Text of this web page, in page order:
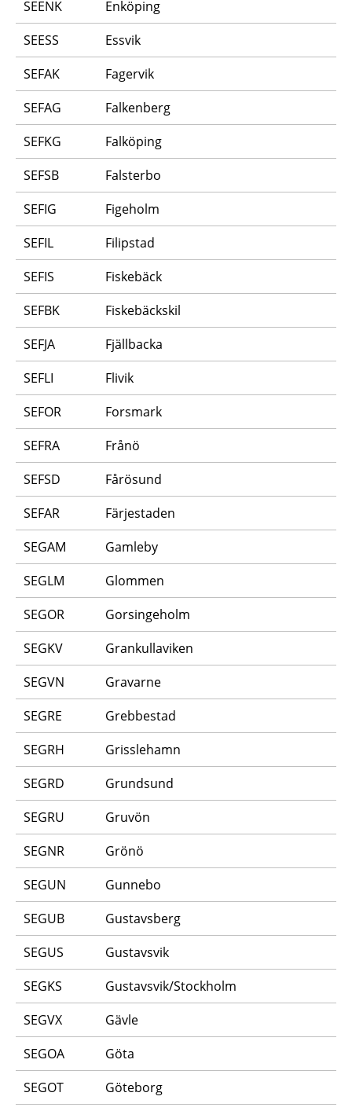
SEENK
Enköping
SEESS
Essvik
SEFAK
Fagervik
SEFAG
Falkenberg
SEFKG
Falköping
SEFSB
Falsterbo
SEFIG
Figeholm
SEFIL
Filipstad
SEFIS
Fiskebäck
SEFBK
Fiskebäckskil
SEFJA
Fjällbacka
SEFLI
Flivik
SEFOR
Forsmark
SEFRA
Frånö
SEFSD
Fårösund
SEFAR
Färjestaden
SEGAM
Gamleby
SEGLM
Glommen
SEGOR
Gorsingeholm
SEGKV
Grankullaviken
SEGVN
Gravarne
SEGRE
Grebbestad
SEGRH
Grisslehamn
SEGRD
Grundsund
SEGRU
Gruvön
SEGNR
Grönö
SEGUN
Gunnebo
SEGUB
Gustavsberg
SEGUS
Gustavsvik
SEGKS
Gustavsvik/Stockholm
SEGVX
Gävle
SEGOA
Göta
SEGOT
Göteborg